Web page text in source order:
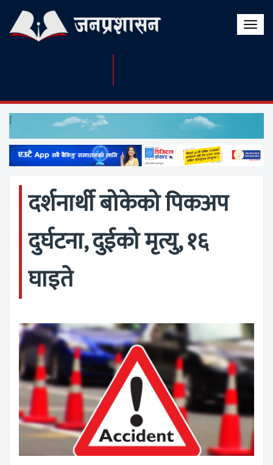
Toggle
दर्शनार्थी बोकेको पिकअप
दुर्घटना, दुईको मृत्यु, १६
घाइते